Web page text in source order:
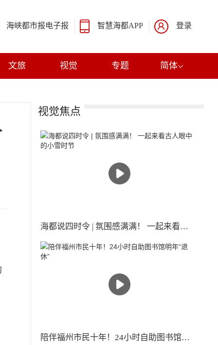
海峡都市报电子报 智慧海都APP 登录
文旅 视觉 专题 简体
视觉焦点
海都说四时令 | 氛围感满满！ 一起来看古人眼中的小雪时节
陪伴福州市民十年！24小时自助图书馆明年“退休”